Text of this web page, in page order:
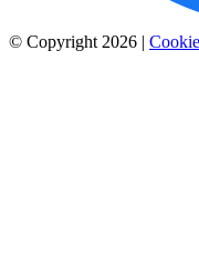
© Copyright 2026 |